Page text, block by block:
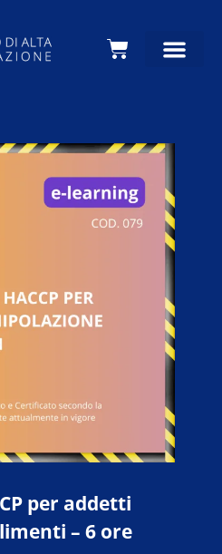
Carrello
per addetti
– 6 ore